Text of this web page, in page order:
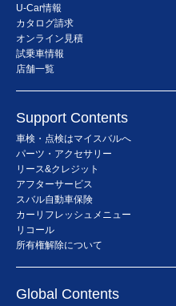
U-Car情報
カタログ請求
オンライン見積
試乗車情報
店舗一覧
Support Contents
車検・点検はマイスバルへ
パーツ・アクセサリー
リース&クレジット
アフターサービス
スバル自動車保険
カーリフレッシュメニュー
リコール
所有権解除について
Global Contents